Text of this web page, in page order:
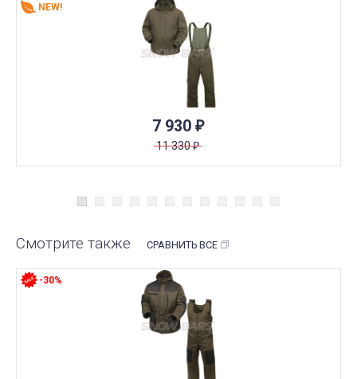
7 930 ₽
11 330₽
NEW!
Смотрите также СРАВНИТЬ ВСЕ
-30%